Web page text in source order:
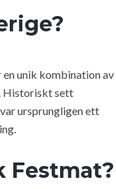
en unik kombination av
Historiskt sett
ursprungligen ett
Festmat?